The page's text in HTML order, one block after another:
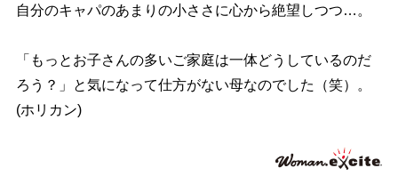
自分のキャパのあまりの小ささに心から絶望しつつ…。
「もっとお子さんの多いご家庭は一体どうしているのだ
ろう？」と気になって仕方がない母なのでした（笑）。
(ホリカン)